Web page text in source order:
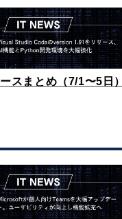
スまとめ（7/1〜5日）